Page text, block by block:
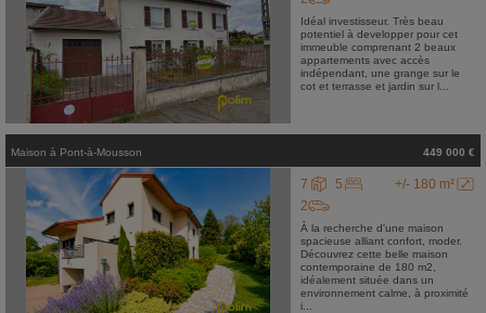
Idéal investisseur. Très beau
potentiel à developper pour cet
immeuble comprenant 2 beaux
appartements avec accès
indépendant, une grange sur le
cot et terrasse et jardin sur l...
Maison à Pont-à-Mousson 449 000 €
+/- 180 m²
7
5
2
À la recherche d'une maison
spacieuse alliant confort, moder.
Découvrez cette belle maison
contemporaine de 180 m2,
idéalement située dans un
environnement calme, à proximité
i...